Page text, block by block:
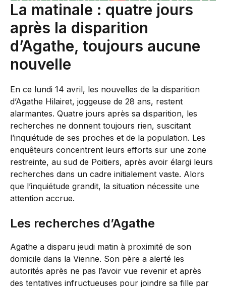
La matinale : quatre jours
après la disparition
d’Agathe, toujours aucune
nouvelle
En ce lundi 14 avril, les nouvelles de la disparition
d’Agathe Hilairet, joggeuse de 28 ans, restent
alarmantes. Quatre jours après sa disparition, les
recherches ne donnent toujours rien, suscitant
l’inquiétude de ses proches et de la population. Les
enquêteurs concentrent leurs efforts sur une zone
restreinte, au sud de Poitiers, après avoir élargi leurs
recherches dans un cadre initialement vaste. Alors
que l’inquiétude grandit, la situation nécessite une
attention accrue.
Les recherches d’Agathe
Agathe a disparu jeudi matin à proximité de son
domicile dans la Vienne. Son père a alerté les
autorités après ne pas l’avoir vue revenir et après
des tentatives infructueuses pour joindre sa fille par